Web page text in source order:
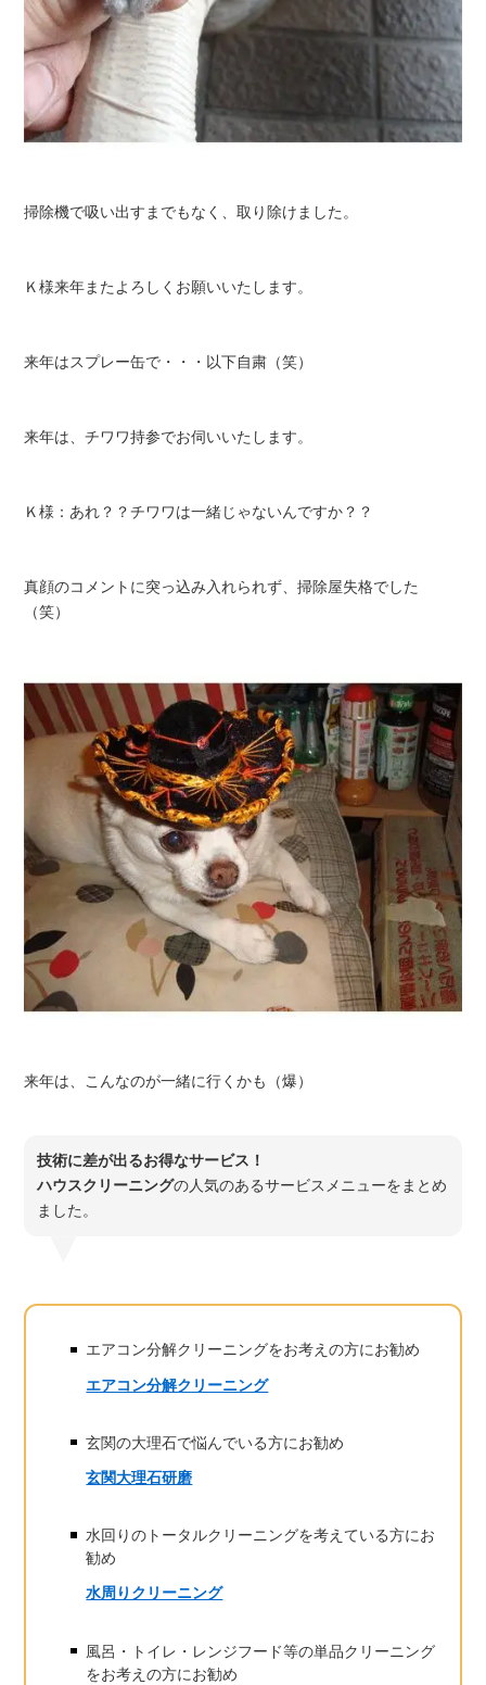
掃除機で吸い出すまでもなく、取り除けました。
Ｋ様来年またよろしくお願いいたします。
来年はスプレー缶で・・・以下自粛（笑）
来年は、チワワ持参でお伺いいたします。
Ｋ様：あれ？？チワワは一緒じゃないんですか？？
真顔のコメントに突っ込み入れられず、掃除屋失格でした
（笑）
来年は、こんなのが一緒に行くかも（爆）
技術に差が出るお得なサービス！
ハウスクリーニングの人気のあるサービスメニューをまとめ
ました。
エアコン分解クリーニングをお考えの方にお勧め
エアコン分解クリーニング
玄関の大理石で悩んでいる方にお勧め
玄関大理石研磨
水回りのトータルクリーニングを考えている方にお
勧め
水周りクリーニング
風呂・トイレ・レンジフード等の単品クリーニング
をお考えの方にお勧め